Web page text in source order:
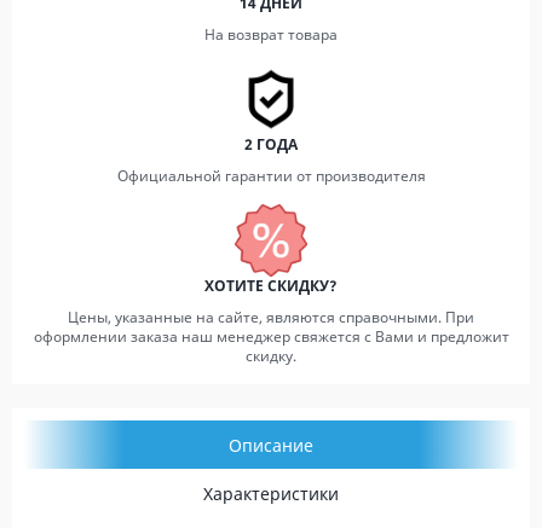
На возврат товара
2 ГОДА
Официальной гарантии от производителя
ХОТИТЕ СКИДКУ?
Цены, указанные на сайте, являются справочными. При
оформлении заказа наш менеджер свяжется с Вами и предложит
скидку.
Описание
Характеристики